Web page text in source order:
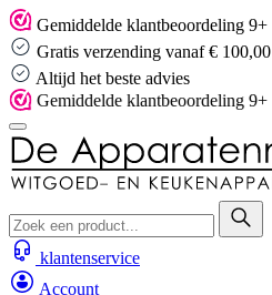
Skip
to
content
Gemiddelde klantbeoordeling 9+
Gratis verzending vanaf € 100,00
Altijd het beste advies
Gemiddelde klantbeoordeling 9+
klantenservice
Account